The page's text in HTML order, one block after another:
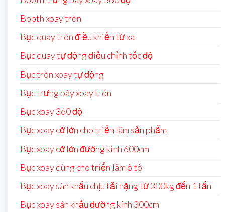
Booth xoay tròn
Bục quay tròn điều khiển từ xa
Bục quay tự động điều chỉnh tốc độ
Bục tròn xoay tự động
Bục trưng bày xoay tròn
Bục xoay 360 độ
Bục xoay cỡ lớn cho triển lãm sản phẩm
Bục xoay cỡ lớn đường kính 600cm
Bục xoay dùng cho triển lãm ô tô
Bục xoay sân khấu chịu tải nặng từ 300kg đến 1 tấn
Bục xoay sân khấu đường kính 300cm